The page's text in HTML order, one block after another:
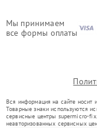
Мы принимаем
все формы оплаты
Вся информация на сайте носит
Товарные знаки используются
сервисные центры supermicro-
неавторизованных сервисных